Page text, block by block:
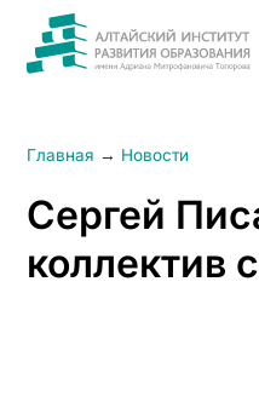
Главная → Новости
Сергей
коллектив